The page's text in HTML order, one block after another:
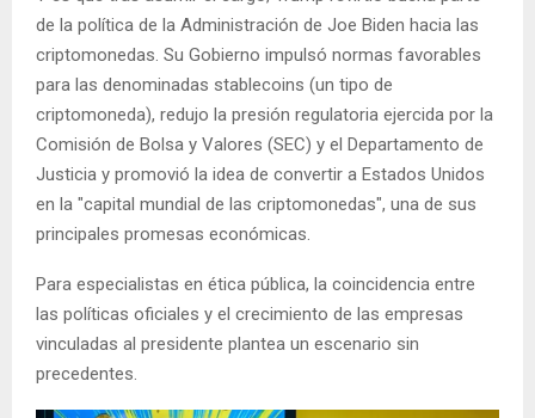
de la política de la Administración de Joe Biden hacia las
criptomonedas. Su Gobierno impulsó normas favorables
para las denominadas stablecoins (un tipo de
criptomoneda), redujo la presión regulatoria ejercida por la
Comisión de Bolsa y Valores (SEC) y el Departamento de
Justicia y promovió la idea de convertir a Estados Unidos
en la "capital mundial de las criptomonedas", una de sus
principales promesas económicas.
Para especialistas en ética pública, la coincidencia entre
las políticas oficiales y el crecimiento de las empresas
vinculadas al presidente plantea un escenario sin
precedentes.